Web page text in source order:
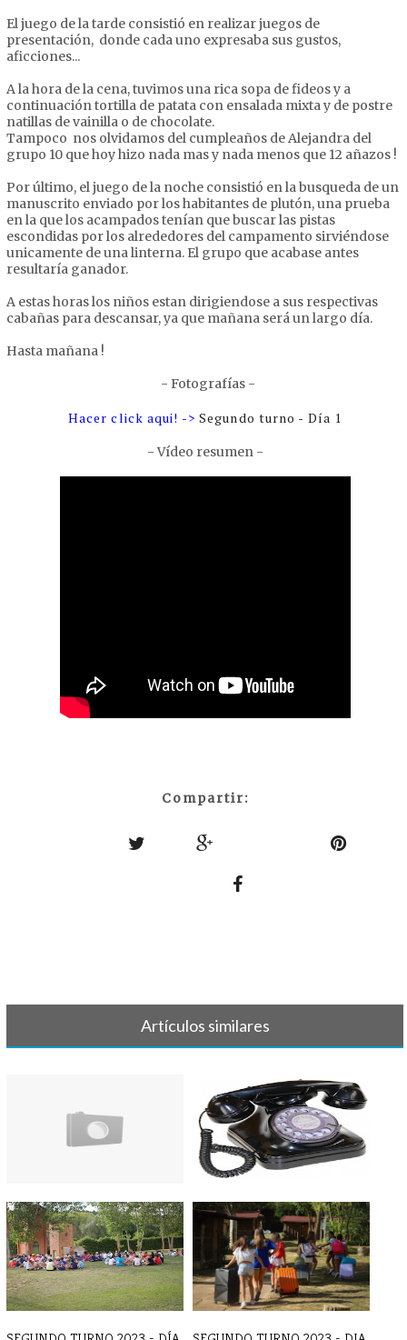
El juego de la tarde consistió en realizar juegos de
presentación, donde cada uno expresaba sus gustos,
aficciones...
A la hora de la cena, tuvimos una rica sopa de fideos y a
continuación tortilla de patata con ensalada mixta y de postre
natillas de vainilla o de chocolate.
Tampoco nos olvidamos del cumpleaños de Alejandra del
grupo 10 que hoy hizo nada mas y nada menos que 12 añazos !
Por último, el juego de la noche consistió en la busqueda de un
manuscrito enviado por los habitantes de plutón, una prueba
en la que los acampados tenían que buscar las pistas
escondidas por los alrededores del campamento sirviéndose
unicamente de una linterna. El grupo que acabase antes
resultaría ganador.
A estas horas los niños estan dirigiendose a sus respectivas
cabañas para descansar, ya que mañana será un largo día.
Hasta mañana !
- Fotografías -
Hacer click aqui! -> Segundo turno - Día 1
- Vídeo resumen -
Compartir:
Artículos similares
Tercer turno 2019 - VIDEO
Grupo 3
SEGUNDO TURNO 2025 -
TELÉFONOS DE C[...]